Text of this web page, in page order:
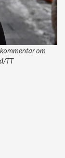
om
TT